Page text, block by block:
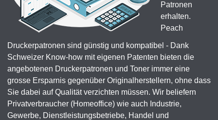
Patronen
erhalten.
Peach
Druckerpatronen sind günstig und kompatibel - Dank
Schweizer Know-how mit eigenen Patenten bieten die
angebotenen Druckerpatronen und Toner immer eine
grosse Ersparnis gegenüber Originalherstellern, ohne dass
Sie dabei auf Qualität verzichten müssen. Wir beliefern
Privatverbraucher (Homeoffice) wie auch Industrie,
Gewerbe, Dienstleistungsbetriebe, Handel und